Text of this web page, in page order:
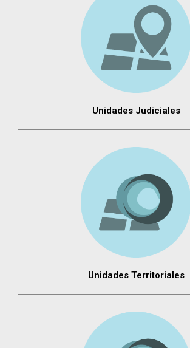
Unidades Judiciales
Unidades Territoriales